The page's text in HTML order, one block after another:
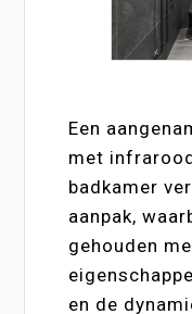
Een
met
badkamer
aanpak,
gehouden
en de